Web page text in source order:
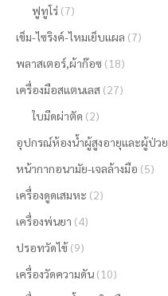
ฟูทูโร่ (7)
เข็ม-ไซริงค์-ไหมเย็บแผล (7)
พลาสเตอร์,ผ้าก๊อซ (18)
เครื่องมือสแตนเลส (27)
ใบมีดผ่าตัด (2)
อุปกรณ์ห้องน้ำผู้สูงอายุและผู้ป่วย
หน้ากากอนามัย-เจลล้างมือ (5)
เครื่องดูดเสมหะ (2)
เครื่องพ่นยา (4)
ปรอทวัดไข้ (9)
เครื่องวัดความดัน (10)